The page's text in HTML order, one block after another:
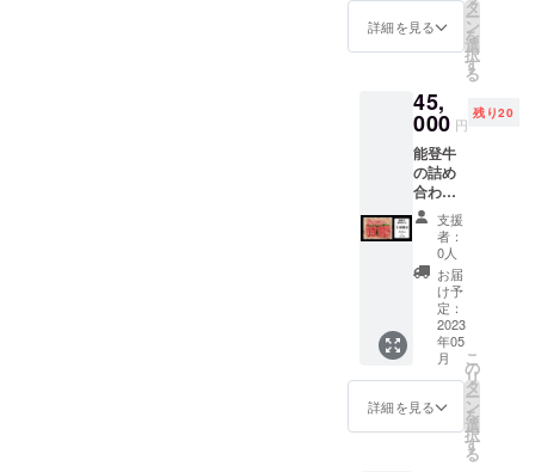
トリ
ブ・イ
か１種
類）２
００g
【5月25
日発送
予定】
届いて
すぐに
お召し
上がり
になる
なら
「冷蔵
便」、
日にち
を気に
せず順
ロイン
ステー
キ４０
モ肉の
スライ
ス（ウ
チモ
モ）４
００g・
焼肉用
バラ肉
（カイ
ノミ・
ササバ
ラ・タ
テバ
ラ・
ショー
トリ
ブ・イ
詳細を見る
タ
ー
ン
を
選
択
す
る
45,
000 円
残り20
能登牛
の詰め
合わ
せ：２
名様分
（６０
０g ×
３ヶ
月）
【５月
分（5月
25日発
送予
定）】
：サー
ロイン
支援
者：
0人
お届
け予
定：
2023
年05
月
詳細を見る
こ
の
リ
タ
ー
ン
を
選
択
す
る